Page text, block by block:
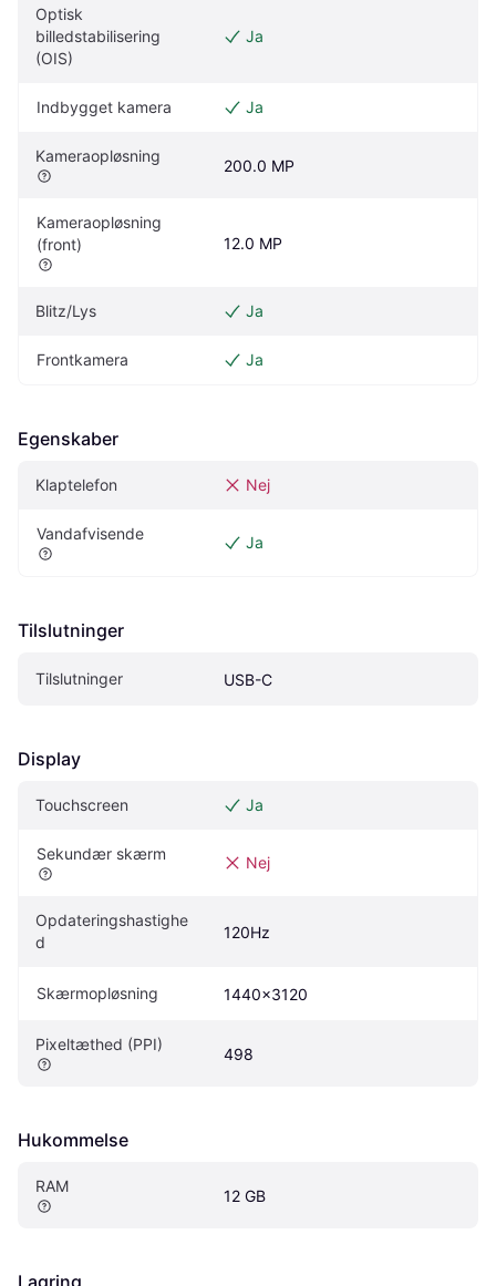
Optisk
billedstabilisering
(OIS)
Ja
Indbygget kamera Ja
Kameraopløsning
200.0 MP
Kameraopløsning
(front)
12.0 MP
Blitz/Lys Ja
Frontkamera Ja
Egenskaber
Klaptelefon Nej
Vandafvisende Ja
Tilslutninger
Tilslutninger USB-C
Display
Touchscreen Ja
Sekundær skærm Nej
Opdateringshastighe
d
120Hz
Skærmopløsning 1440x3120
Pixeltæthed (PPI)
498
Hukommelse
RAM
12 GB